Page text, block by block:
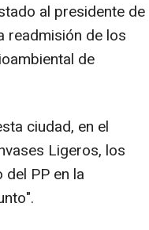
al presidente de
readmisión de los
de
ciudad, en el
Ligeros, los
PP en la